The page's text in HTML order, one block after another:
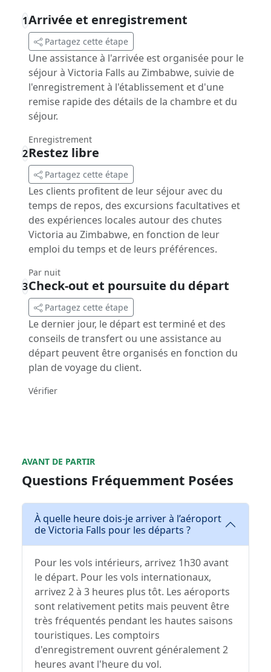
1Arrivée et enregistrement
Partagez cette étape
Une assistance à l'arrivée est organisée pour le
séjour à Victoria Falls au Zimbabwe, suivie de
l'enregistrement à l'établissement et d'une
remise rapide des détails de la chambre et du
séjour.
Enregistrement
2Restez libre
Partagez cette étape
Les clients profitent de leur séjour avec du
temps de repos, des excursions facultatives et
des expériences locales autour des chutes
Victoria au Zimbabwe, en fonction de leur
emploi du temps et de leurs préférences.
Par nuit
3Check-out et poursuite du départ
Partagez cette étape
Le dernier jour, le départ est terminé et des
conseils de transfert ou une assistance au
départ peuvent être organisés en fonction du
plan de voyage du client.
Vérifier
AVANT DE PARTIR
Questions Fréquemment Posées
À quelle heure dois-je arriver à l’aéroport
de Victoria Falls pour les départs ?
Pour les vols intérieurs, arrivez 1h30 avant
le départ. Pour les vols internationaux,
arrivez 2 à 3 heures plus tôt. Les aéroports
sont relativement petits mais peuvent être
très fréquentés pendant les hautes saisons
touristiques. Les comptoirs
d'enregistrement ouvrent généralement 2
heures avant l'heure du vol.